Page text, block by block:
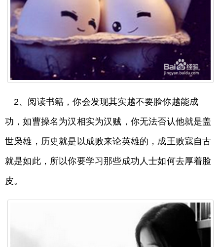
2、阅读书籍，你会发现其实越不要脸你越能成
功，如曹操名为汉相实为汉贼，你无法否认他就是盖
世枭雄，历史就是以成败来论英雄的，成王败寇自古
就是如此，所以你要学习那些成功人士如何去厚着脸
皮。